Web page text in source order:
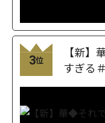
3位
【新
すぎる